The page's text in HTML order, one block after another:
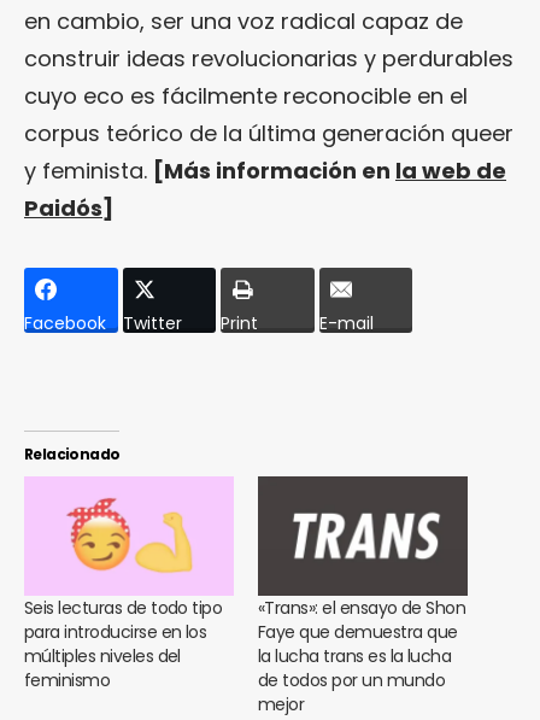
en cambio, ser una voz radical capaz de
construir ideas revolucionarias y perdurables
cuyo eco es fácilmente reconocible en el
corpus teórico de la última generación queer
y feminista. [Más información en la web de
Paidós]
Facebook Twitter Print E-mail
Relacionado
Seis lecturas de todo tipo
para introducirse en los
múltiples niveles del
feminismo
«Trans»: el ensayo de Shon
Faye que demuestra que
la lucha trans es la lucha
de todos por un mundo
mejor